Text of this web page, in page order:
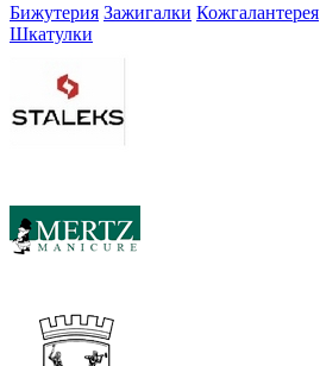
Бижутерия Зажигалки Кожгалантерея
Шкатулки